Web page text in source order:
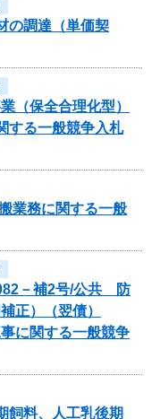
の調達（単価契
（保全合理化型）
する一般競争入札
業務に関する一般
－補2号/公共 防
正）（翌債）
に関する一般競争
飼料、人工乳後期